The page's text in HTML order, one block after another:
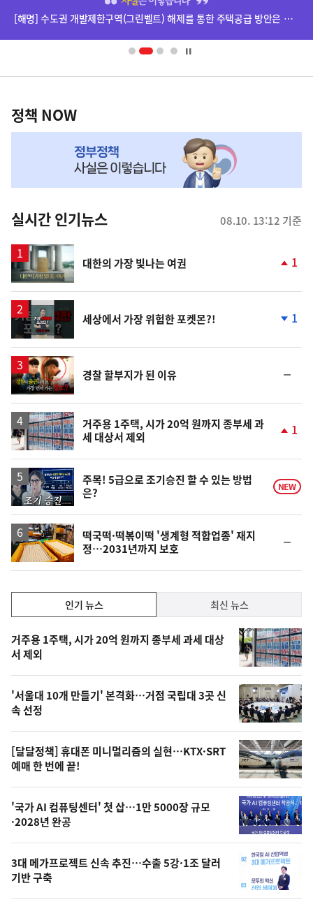
영
[해명] 수도권 개발제한구역(그린벨트) 해제를 통한 주택공급 방안은 확정된 바 없습니다.
책
NOW,
뉴
스
정책 NOW
실시간 인기뉴스 08.10. 13:12 기준
영
상
대한의 가장 빛나는 여권 1
영
세상에서 가장 위험한 포켓몬?! 1
영
상
경찰 할부지가 된 이유
일
거주용 1주택, 시가 20억 원까지 종부세 과
세 대상서 제외
승
1
영
상
주목! 5급으로 조기승진 할 수 있는 방법
은?
NEW
떡국떡·떡볶이떡 '생계형 적합업종' 재지
정…2031년까지 보호
일
기,
최
신,
오
늘
의
영
상
오
의
사
진
인기 뉴스 최신 뉴스
기
뉴
스
거주용 1주택, 시가 20억 원까지 종부세 과세 대상
서 제외
'서울대 10개 만들기' 본격화…거점 국립대 3곳 신
속 선정
[달달정책] 휴대폰 미니멀리즘의 실현…KTX·SRT
예매 한 번에 끝!
'국가 AI 컴퓨팅센터' 첫 삽…1만 5000장 규모
·2028년 완공
3대 메가프로젝트 신속 추진…수출 5강·1조 달러
기반 구축